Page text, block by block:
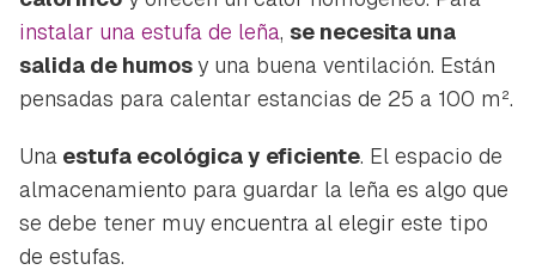
instalar una estufa de leña, se necesita una
salida de humosy una buena ventilación. Están
pensadas para calentar estancias de 25 a 100 m².
Una estufa ecológica y eficiente. El espacio de
almacenamiento para guardar la leña es algo que
se debe tener muy encuentra al elegir este tipo
de estufas.